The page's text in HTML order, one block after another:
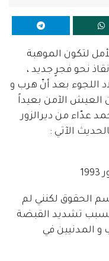
لتكون الموهبة
نحو فجرٍ جديد ،
اللجوء بعد أنّ هرب و
العيش الآمن بعيداً
عدّاء من ديرالزور
الحقوق لكنني لم
تشديد القبضة
و المدنيين في